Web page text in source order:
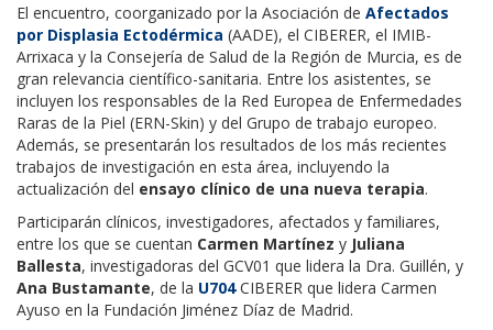
El encuentro, coorganizado por la Asociación de Afectados
por Displasia Ectodérmica (AADE), el CIBERER, el IMIB-
Arrixaca y la Consejería de Salud de la Región de Murcia, es de
gran relevancia científico-sanitaria. Entre los asistentes, se
incluyen los responsables de la Red Europea de Enfermedades
Raras de la Piel (ERN-Skin) y del Grupo de trabajo europeo.
Además, se presentarán los resultados de los más recientes
trabajos de investigación en esta área, incluyendo la
actualización del ensayo clínico de una nueva terapia.
Participarán clínicos, investigadores, afectados y familiares,
entre los que se cuentan Carmen Martínez y Juliana
Ballesta, investigadoras del GCV01 que lidera la Dra. Guillén, y
Ana Bustamante, de la U704CIBERER que lidera Carmen
Ayuso en la Fundación Jiménez Díaz de Madrid.